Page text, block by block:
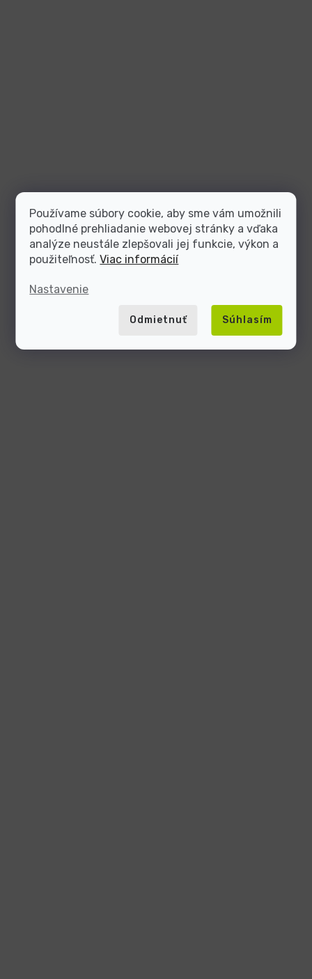
Používame súbory cookie, aby sme vám umožnili
pohodlné prehliadanie webovej stránky a vďaka
analýze neustále zlepšovali jej funkcie, výkon a
použiteľnosť.Viac informácií
Nastavenie
Odmietnuť Súhlasím